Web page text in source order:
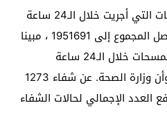
وأضاف السند أن عدد المسحات التي أجريت خلال الـ24 ساعة
الماضية بلغ 9742 مسحة ليصل المجموع إلى 1951691 ، مبينا
أن نسبة الإصابات إلى عدد المسحات خلال الـ24 ساعة
الماضية كانت 15.6 بالمئة ، وأن وزارة الصحة. عن شفاء 1273
العدد الإجمالي لحالات الشفاء